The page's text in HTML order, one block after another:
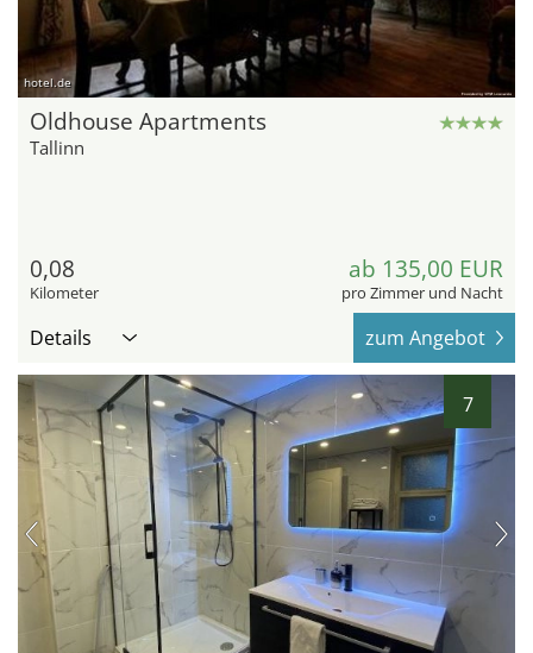
hotel.de
Oldhouse Apartments
Tallinn
0,08
Kilometer
ab 135,00 EUR
pro Zimmer und Nacht
Details zum Angebot
7